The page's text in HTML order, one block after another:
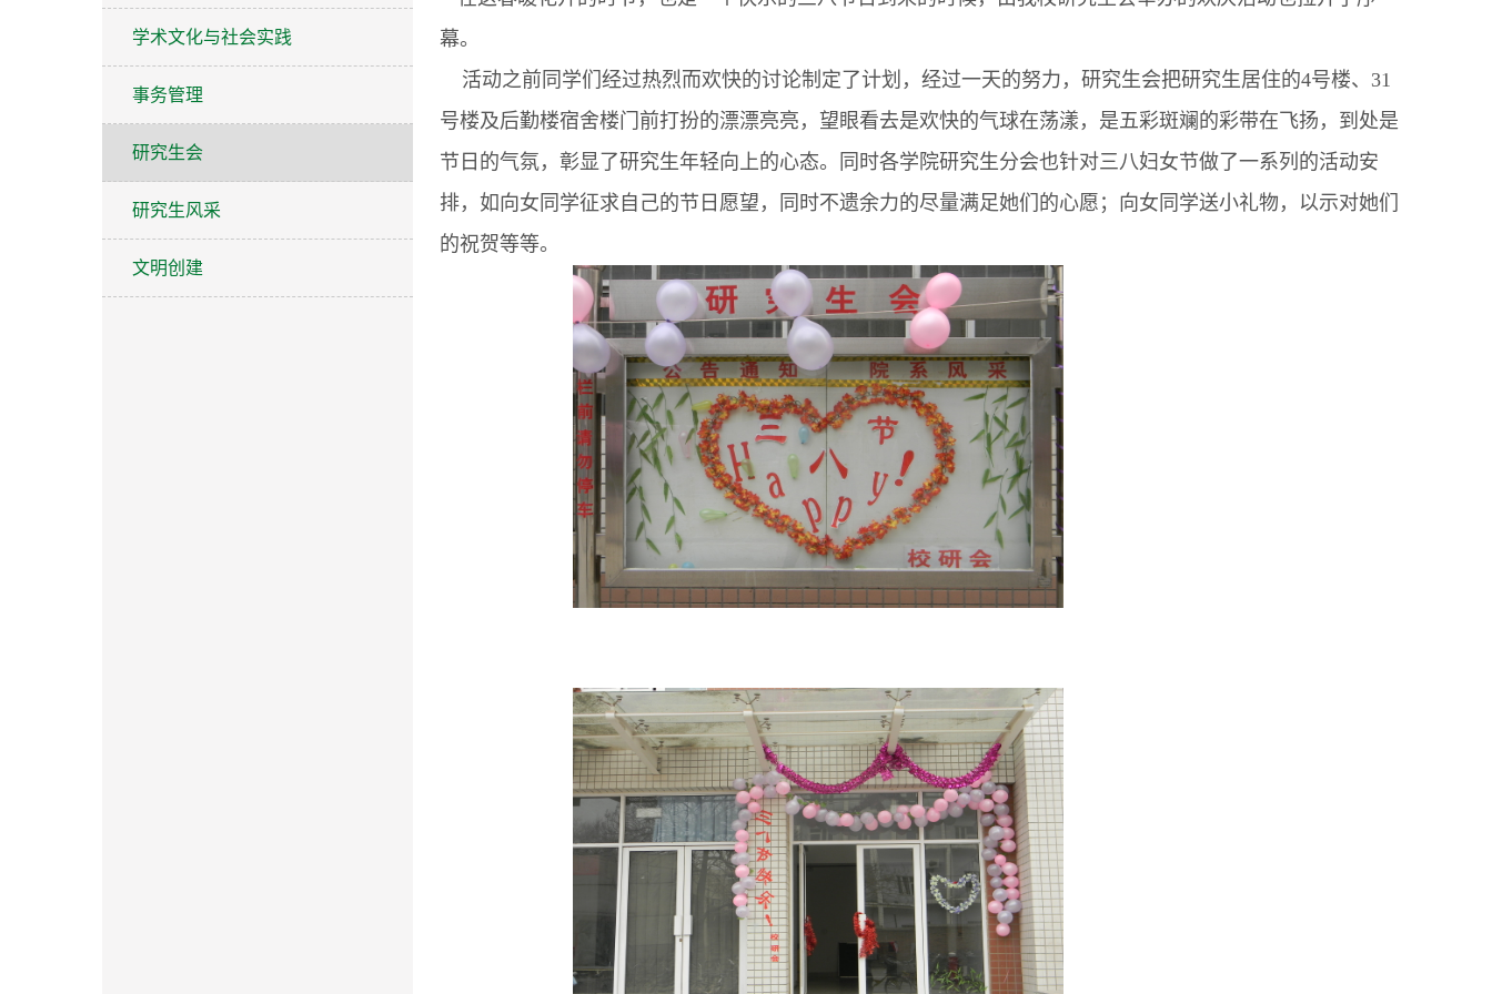
学术文化与社会实践
事务管理
研究生会
研究生风采
文明创建
幕。
活动之前同学们经过热烈而欢快的讨论制定了计划，经过一天的努力，研究生会把研究生居住的4号楼、31
号楼及后勤楼宿舍楼门前打扮的漂漂亮亮，望眼看去是欢快的气球在荡漾，是五彩斑斓的彩带在飞扬，到处是
节日的气氛，彰显了研究生年轻向上的心态。同时各学院研究生分会也针对三八妇女节做了一系列的活动安
排，如向女同学征求自己的节日愿望，同时不遗余力的尽量满足她们的心愿；向女同学送小礼物，以示对她们
的祝贺等等。